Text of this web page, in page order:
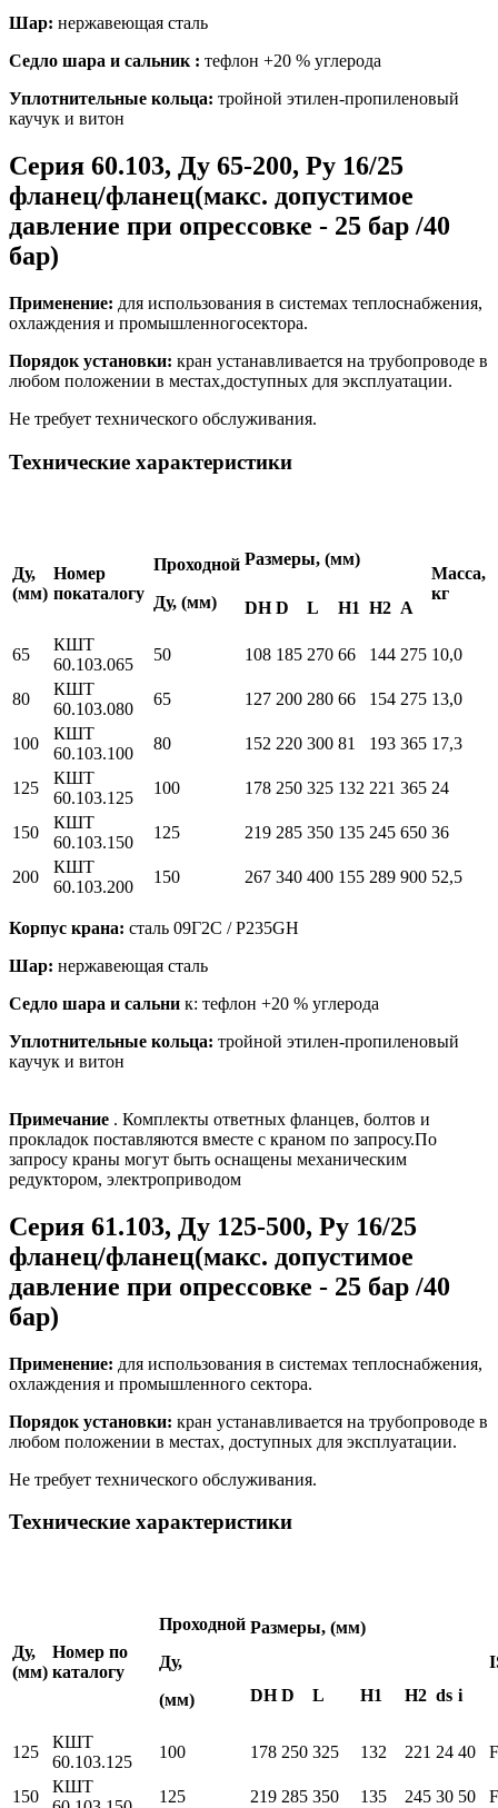
Шар: нержавеющая сталь
Седло шара и сальник : тефлон +20 % углерода
Уплотнительные кольца: тройной этилен-пропиленовый
каучук и витон
Серия 60.103, Ду 65-200, Ру 16/25
фланец/фланец(макс. допустимое
давление при опрессовке - 25 бар /40
бар)
Применение: для использования в системах теплоснабжения,
охлаждения и промышленногосектора.
Порядок установки: кран устанавливается на трубопроводе в
любом положении в местах,доступных для эксплуатации.
Не требует технического обслуживания.
Технические характеристики
Ду,
(мм)
Номер
покаталогу
Проходной
Ду, (мм)
Размеры, (мм)
Масса,
кг
DH D L H1 H2 A
65
КШТ
60.103.065
50 108 185 270 66 144 275 10,0
80
КШТ
60.103.080
65 127 200 280 66 154 275 13,0
100
КШТ
60.103.100
80 152 220 300 81 193 365 17,3
125
КШТ
60.103.125
100 178 250 325 132 221 365 24
150
КШТ
60.103.150
125 219 285 350 135 245 650 36
200
КШТ
60.103.200
150 267 340 400 155 289 900 52,5
Корпус крана: сталь 09Г2С / P235GH
Шар: нержавеющая сталь
Седло шара и сальни к: тефлон +20 % углерода
Уплотнительные кольца: тройной этилен-пропиленовый
каучук и витон
Примечание . Комплекты ответных фланцев, болтов и
прокладок поставляются вместе с краном по запросу.По
запросу краны могут быть оснащены механическим
редуктором, электроприводом
Серия 61.103, Ду 125-500, Ру 16/25
фланец/фланец(макс. допустимое
давление при опрессовке - 25 бар /40
бар)
Применение: для использования в системах теплоснабжения,
охлаждения и промышленного сектора.
Порядок установки: кран устанавливается на трубопроводе в
любом положении в местах, доступных для эксплуатации.
Не требует технического обслуживания.
Технические характеристики
Ду,
(мм)
Номер по
каталогу
Проходной
Ду,
(мм)
Размеры, (мм)
DH D L H1 H2 ds i
125
КШТ
60.103.125
100 178 250 325 132 221 24 40
150
КШТ
125 219 285 350 135 245 30 50